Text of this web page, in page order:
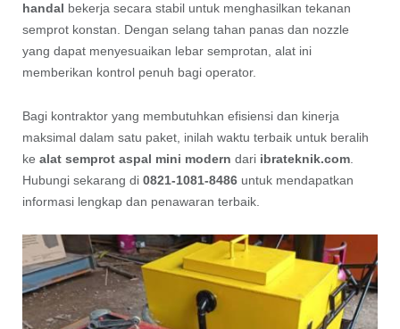
handal bekerja secara stabil untuk menghasilkan tekanan
semprot konstan. Dengan selang tahan panas dan nozzle
yang dapat menyesuaikan lebar semprotan, alat ini
memberikan kontrol penuh bagi operator.
Bagi kontraktor yang membutuhkan efisiensi dan kinerja
maksimal dalam satu paket, inilah waktu terbaik untuk beralih
ke alat semprot aspal mini modern dari ibrateknik.com.
Hubungi sekarang di 0821-1081-8486untuk mendapatkan
informasi lengkap dan penawaran terbaik.